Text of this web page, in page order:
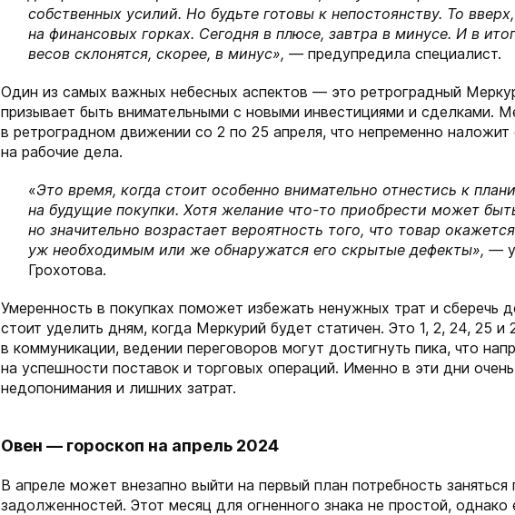
собственных усилий. Но будьте готовы к непостоянству. То
на финансовых горках. Сегодня в плюсе, завтра в минусе. И в
весов склонятся, скорее, в минус», —предупредила специалист.
Один из самых важных небесных аспектов — это ретроградный
призывает быть внимательными с новыми инвестициями и сделками.
в ретроградном движении со 2 по 25 апреля, что непременно наложит
на рабочие дела.
«Это время, когда стоит особенно внимательно отнестись к
на будущие покупки. Хотя желание что-то приобрести может
но значительно возрастает вероятность того, что товар
уж необходимым или же обнаружатся его скрытые дефекты», —
Грохотова.
Умеренность в покупках поможет избежать ненужных трат и сберечь
стоит уделить дням, когда Меркурий будет статичен. Это 1, 2, 24, 25 и
в коммуникации, ведении переговоров могут достигнуть пика, что
на успешности поставок и торговых операций. Именно в эти дни
недопонимания и лишних затрат.
Овен — гороскоп на апрель 2024
В апреле может внезапно выйти на первый план потребность
задолженностей. Этот месяц для огненного знака не простой, однако